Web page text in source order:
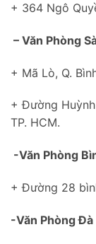
+ 364 Ngô
– Văn Phòng
+ Mã Lò, Q.
+ Đường
TP. HCM.
-Văn Phòng
+ Đường 28
-Văn Phòng Đà